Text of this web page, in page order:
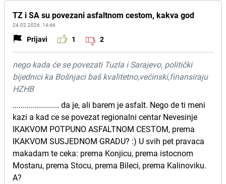
TZ i SA su povezani asfaltnom cestom, kakva god
24.02.2026. 14:46
Prijavi 1 2
nego kada će se povezati Tuzla i Sarajevo, politički
bijednici ka Bošnjaci baš kvalitetno,većinski,finansiraju
HZHB
....................... da je, ali barem je asfalt. Nego de ti meni
kazi a kad ce se povezat regionalni centar Nevesinje
IKAKVOM POTPUNO ASFALTNOM CESTOM, prema
IKAKVOM SUSJEDNOM GRADU? :) U svih pet pravaca
makadam te ceka: prema Konjicu, prema istocnom
Mostaru, prema Stocu, prema Bileci, prema Kalinoviku.
A?